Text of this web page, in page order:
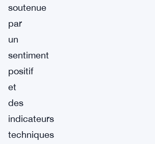
soutenue
par
un
sentiment
positif
et
des
indicateurs
techniques